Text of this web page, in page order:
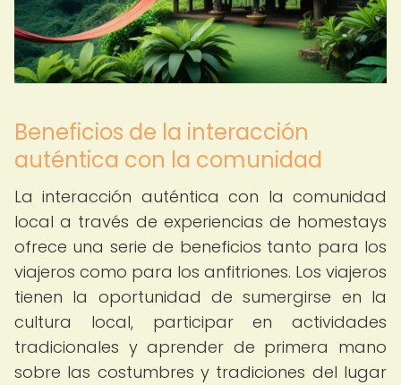
Beneficios de la interacción
auténtica con la comunidad
La interacción auténtica con la comunidad
local a través de experiencias de homestays
ofrece una serie de beneficios tanto para los
viajeros como para los anfitriones. Los viajeros
tienen la oportunidad de sumergirse en la
cultura local, participar en actividades
tradicionales y aprender de primera mano
sobre las costumbres y tradiciones del lugar